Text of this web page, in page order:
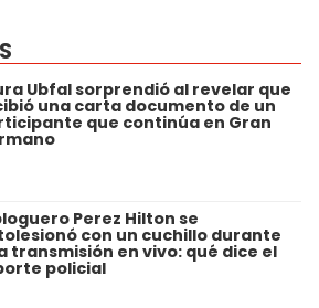
Ubfal sorprendió al revelar que
una carta documento de un
que continúa en Gran
Perez Hilton se
con un cuchillo durante
transmisión en vivo: qué dice el
policial